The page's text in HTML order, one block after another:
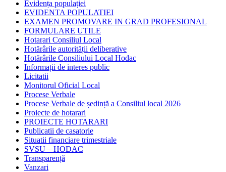
Evidența populației
EVIDENTA POPULATIEI
EXAMEN PROMOVARE IN GRAD PROFESIONAL
FORMULARE UTILE
Hotarari Consiliul Local
Hotărârile autorității deliberative
Hotărârile Consiliului Local Hodac
Informații de interes public
Licitatii
Monitorul Oficial Local
Procese Verbale
Procese Verbale de ședință a Consiliul local 2026
Proiecte de hotarari
PROIECTE HOTARARI
Publicatii de casatorie
Situatii financiare trimestriale
SVSU – HODAC
Transparență
Vanzari